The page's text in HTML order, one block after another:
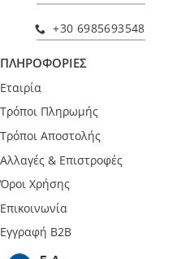
+30 6985693548
ΠΛΗΡΟΦΟΡΙΕΣ
Εταιρία
Τρόποι Πληρωμής
Τρόποι Αποστολής
Αλλαγές & Επιστροφές
Όροι Χρήσης
Επικοινωνία
Εγγραφή B2B